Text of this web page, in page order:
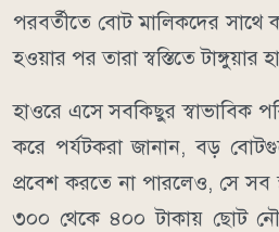
পরবর্তীতে বোট মালিকদের সাথে
হওয়ার পর তারা স্বস্তিতে টাঙ্গুয়ার
​হাওরে এসে সবকিছুর স্বাভাবিক
করে পর্যটকরা জানান, বড়
প্রবেশ করতে না পারলেও, সে সব
৩০০ থেকে ৪০০ টাকায় ছোট